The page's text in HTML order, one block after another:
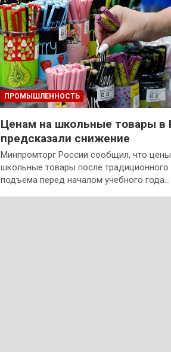
ПРОМЫШЛЕННОСТЬ
Ценам на школьные товары в
предсказали снижение
Минпромторг России сообщил, что
школьные товары после традиционного
подъема перед началом учебного года…